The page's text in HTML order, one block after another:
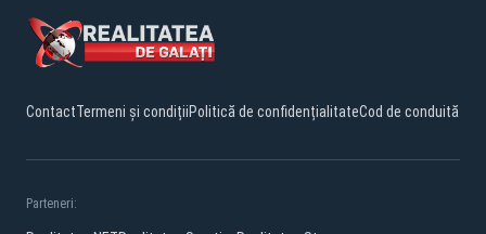
ContactTermeni și condițiiPolitică de confidențialitateCod de conduită
Parteneri: